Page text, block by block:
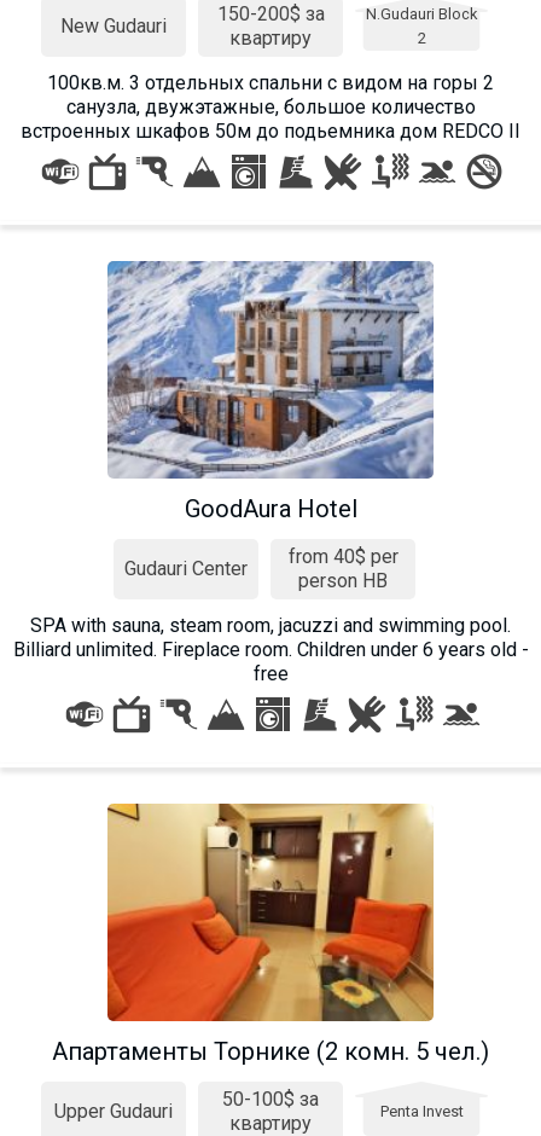
New Gudauri
150-200$ за
квартиру
N.Gudauri Block
2
100кв.м. 3 отдельных спальни с видом на горы 2
санузла, двужэтажные, большое количество
встроенных шкафов 50м до подьемника дом REDCO II
GoodAura Hotel
Gudauri Center
from 40$ per
person HB
SPA with sauna, steam room, jacuzzi and swimming pool.
Billiard unlimited. Fireplace room. Children under 6 years old -
free
Апартаменты Торнике (2 комн. 5 чел.)
Upper Gudauri
50-100$ за
квартиру
Penta Invest